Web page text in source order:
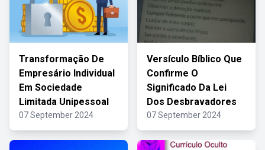
Transformação De
Empresário Individual
Em Sociedade
Limitada Unipessoal
07 September 2024
Versículo Bíblico Que
Confirme O
Significado Da Lei
Dos Desbravadores
07 September 2024